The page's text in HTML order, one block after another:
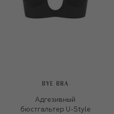
BYE BRA
Адгезивный
бюстгальтер U-Style